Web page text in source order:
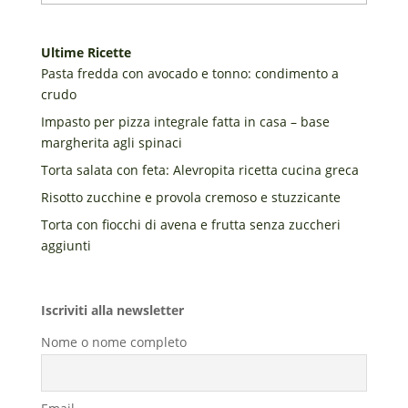
Ultime Ricette
Pasta fredda con avocado e tonno: condimento a
crudo
Impasto per pizza integrale fatta in casa – base
margherita agli spinaci
Torta salata con feta: Alevropita ricetta cucina greca
Risotto zucchine e provola cremoso e stuzzicante
Torta con fiocchi di avena e frutta senza zuccheri
aggiunti
Iscriviti alla newsletter
Nome o nome completo